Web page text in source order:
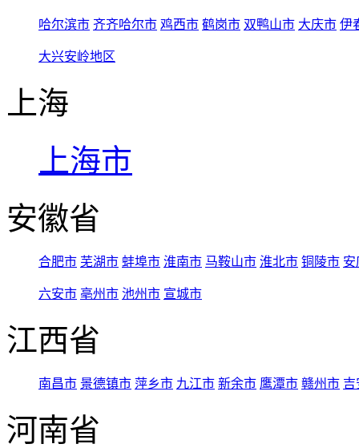
哈尔滨市 齐齐哈尔市 鸡西市 鹤岗市 双鸭山市 大庆市 伊
大兴安岭地区
上海
上海市
安徽省
合肥市 芜湖市 蚌埠市 淮南市 马鞍山市 淮北市 铜陵市 安
六安市 亳州市 池州市 宣城市
江西省
南昌市 景德镇市 萍乡市 九江市 新余市 鹰潭市 赣州市 吉
河南省